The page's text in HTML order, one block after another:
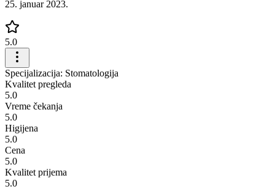
25. januar 2023.
5.0
Specijalizacija: Stomatologija
Kvalitet pregleda
5.0
Vreme čekanja
5.0
Higijena
5.0
Cena
5.0
Kvalitet prijema
5.0